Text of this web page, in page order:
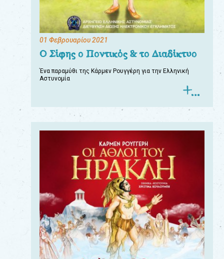
01 Φεβρουαρίου 2021
Ο Σίφης ο Ποντικός & το Διαδίκτυο
Ένα παραμύθι της Κάρμεν Ρουγγέρη για την Ελληνική
Αστυνομία